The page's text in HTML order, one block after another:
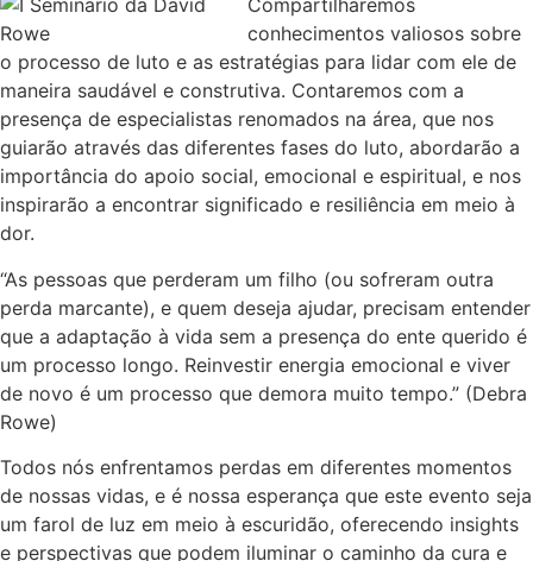
Compartilharemos
conhecimentos valiosos sobre
o processo de luto e as estratégias para lidar com ele de
maneira saudável e construtiva. Contaremos com a
presença de especialistas renomados na área, que nos
guiarão através das diferentes fases do luto, abordarão a
importância do apoio social, emocional e espiritual, e nos
inspirarão a encontrar significado e resiliência em meio à
dor.
“As pessoas que perderam um filho (ou sofreram outra
perda marcante), e quem deseja ajudar, precisam entender
que a adaptação à vida sem a presença do ente querido é
um processo longo. Reinvestir energia emocional e viver
de novo é um processo que demora muito tempo.” (Debra
Rowe)
Todos nós enfrentamos perdas em diferentes momentos
de nossas vidas, e é nossa esperança que este evento seja
um farol de luz em meio à escuridão, oferecendo insights
e perspectivas que podem iluminar o caminho da cura e